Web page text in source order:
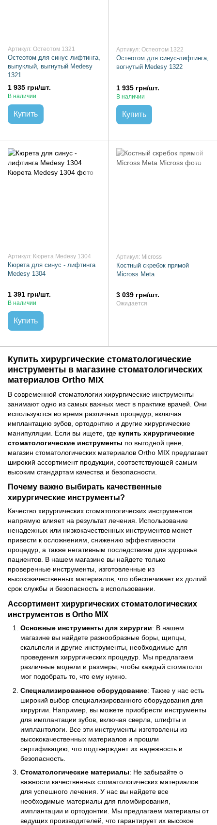
Артикул: Остеотом 1321
Остеотом для синус-лифтинга,
выпуклый, выгнутый Medesy
1321
1 935 грн/шт.
В наличии
Купить
Артикул: Остеотом 1322
Остеотом для синус-лифтинга,
вогнутый Medesy 1322
1 935 грн/шт.
В наличии
Купить
Артикул: Кюрета Medesy 1304
Кюрета для синус - лифтинга
Medesy 1304
1 391 грн/шт.
В наличии
Купить
Артикул: Micross
Костный скребок прямой
Micross Meta
3 039 грн/шт.
Ожидается
Купить хирургические стоматологические
инструменты в магазине стоматологических
материалов Ortho MIX
В современной стоматологии хирургические инструменты
занимают одно из самых важных мест в практике врачей. Они
используются во время различных процедур, включая
имплантацию зубов, ортодонтию и другие хирургические
манипуляции. Если вы ищете, где купить хирургические
стоматологические инструменты по выгодной цене,
магазин стоматологических материалов Ortho MIX предлагает
широкий ассортимент продукции, соответствующей самым
высоким стандартам качества и безопасности.
Почему важно выбирать качественные
хирургические инструменты?
Качество хирургических стоматологических инструментов
напрямую влияет на результат лечения. Использование
ненадежных или низкокачественных инструментов может
привести к осложнениям, снижению эффективности
процедур, а также негативным последствиям для здоровья
пациентов. В нашем магазине вы найдете только
проверенные инструменты, изготовленные из
высококачественных материалов, что обеспечивает их долгий
срок службы и безопасность в использовании.
Ассортимент хирургических стоматологических
инструментов в Ortho MIX
Основные инструменты для хирургии: В нашем
магазине вы найдете разнообразные боры, щипцы,
скальпели и другие инструменты, необходимые для
проведения хирургических процедур. Мы предлагаем
различные модели и размеры, чтобы каждый стоматолог
мог подобрать то, что ему нужно.
Специализированное оборудование: Также у нас есть
широкий выбор специализированного оборудования для
хирургии. Например, вы можете приобрести инструменты
для имплантации зубов, включая сверла, штифты и
имплантологи. Все эти инструменты изготовлены из
высококачественных материалов и прошли
сертификацию, что подтверждает их надежность и
безопасность.
Стоматологические материалы: Не забывайте о
важности качественных стоматологических материалов
для успешного лечения. У нас вы найдете все
необходимые материалы для пломбирования,
имплантации и ортодонтии. Мы предлагаем материалы от
ведущих производителей, что гарантирует их высокое